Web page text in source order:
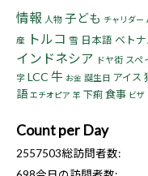
情報 人物 子ども チャリダー
産
トルコ 雪 日本語 ベト
インドネシア ドヤ街 スペ
字 LCC 牛 お金 誕生日 アイス
語 エチオピア 羊 下痢 食事 ビザ
Count per Day
2557503総訪問者数: